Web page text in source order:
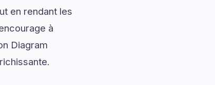
en rendant les
à
Diagram